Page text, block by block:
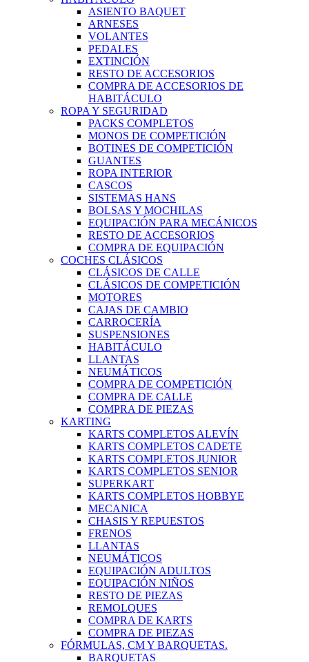
ASIENTO BAQUET
ARNESES
VOLANTES
PEDALES
EXTINCIÓN
RESTO DE ACCESORIOS
COMPRA DE ACCESORIOS DE
HABITÁCULO
ROPA Y SEGURIDAD
PACKS COMPLETOS
MONOS DE COMPETICIÓN
BOTINES DE COMPETICIÓN
GUANTES
ROPA INTERIOR
CASCOS
SISTEMAS HANS
BOLSAS Y MOCHILAS
EQUIPACIÓN PARA MECÁNICOS
RESTO DE ACCESORIOS
COMPRA DE EQUIPACIÓN
COCHES CLÁSICOS
CLÁSICOS DE CALLE
CLÁSICOS DE COMPETICIÓN
MOTORES
CAJAS DE CAMBIO
CARROCERÍA
SUSPENSIONES
HABITÁCULO
LLANTAS
NEUMÁTICOS
COMPRA DE COMPETICIÓN
COMPRA DE CALLE
COMPRA DE PIEZAS
KARTING
KARTS COMPLETOS ALEVÍN
KARTS COMPLETOS CADETE
KARTS COMPLETOS JUNIOR
KARTS COMPLETOS SENIOR
SUPERKART
KARTS COMPLETOS HOBBYE
MECANICA
CHASIS Y REPUESTOS
FRENOS
LLANTAS
NEUMÁTICOS
EQUIPACIÓN ADULTOS
EQUIPACIÓN NIÑOS
RESTO DE PIEZAS
REMOLQUES
COMPRA DE KARTS
COMPRA DE PIEZAS
FÓRMULAS, CM Y BARQUETAS.
BARQUETAS